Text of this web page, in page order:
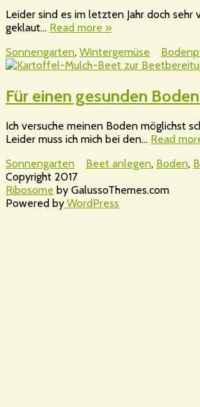
Leider sind es im letzten Jahr doch
geklaut… Read more »
Sonnengarten, Wintergemüse
Für einen gesunden
Ich versuche meinen Boden möglichst
Leider muss ich mich bei den… Read
Sonnengarten
Beet anlegen, Boden,
Copyright 2017
Ribosome by GalussoThemes.com
Powered by WordPress